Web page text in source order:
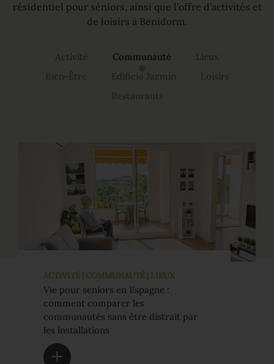
résidentiel pour séniors, ainsi que l’offre d’activités et
de loisirs à Benidorm.
Activité Communauté
Lieux
Bien-Être
Edificio Jazmín
Loisirs
Restaurants
ACTIVITÉ | COMMUNAUTÉ | LIEUX
Vie pour seniors en Espagne :
comment comparer les
communautés sans être distrait par
les installations